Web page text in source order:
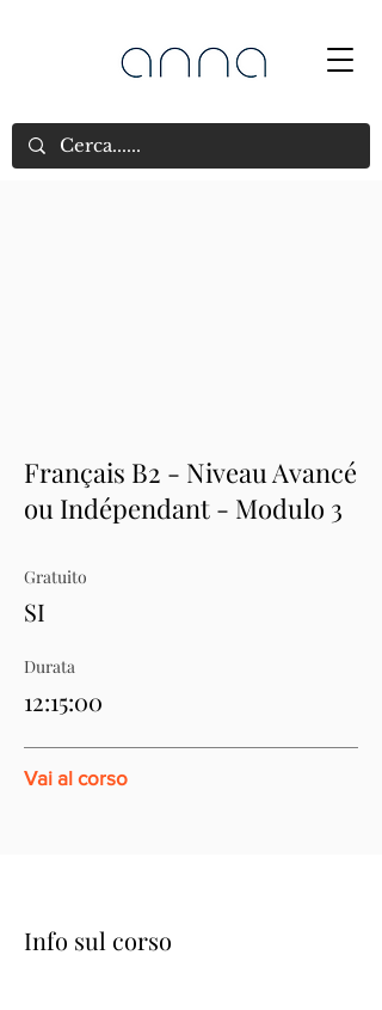
Français B2 - Niveau Avancé
ou Indépendant - Modulo 3
Gratuito
SI
Durata
12:15:00
Vai al corso
Info sul corso